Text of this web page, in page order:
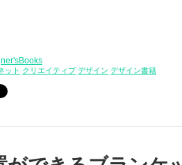
ット クリエイティブ デザイン デザイン書籍